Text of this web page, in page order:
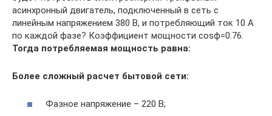
асинхронный двигатель, подключенный в сеть с
линейным напряжением 380 В, и потребляющий ток 10 А
по каждой фазе? Коэффициент мощности cosϕ=0.76.
Тогда потребляемая мощность равна:
Более сложный расчет бытовой сети:
Фазное напряжение – 220 В;